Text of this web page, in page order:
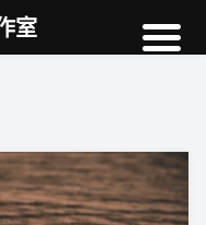
高雄網頁設計
網站SEO
NEWS
室